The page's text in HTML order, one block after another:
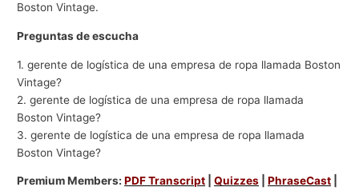
Boston Vintage.
Preguntas de escucha
1. gerente de logística de una empresa de ropa llamada Boston
Vintage?
2. gerente de logística de una empresa de ropa llamada
Boston Vintage?
3. gerente de logística de una empresa de ropa llamada
Boston Vintage?
Premium Members:PDF Transcript |Quizzes |PhraseCast